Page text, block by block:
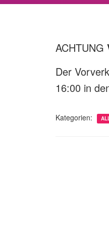
ACHTUNG
Der
16:00 in
Kategorien: